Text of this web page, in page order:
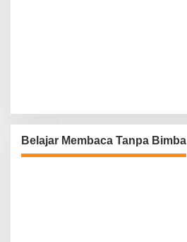
Belajar Membaca Tanpa Bimba